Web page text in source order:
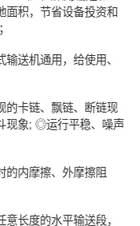
面积，节省设备投资和
送机通用，给使用、
的卡链、飘链、断链现
现象; ◎运行平稳、噪声
的内摩擦、外摩擦阻
长度的水平输送段，